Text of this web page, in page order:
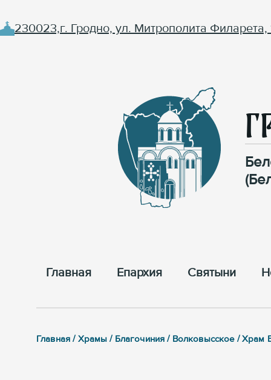
230023,г. Гродно, ул. Митрополита Филарета,
Главная Епархия Cвятыни
Главная / Храмы / Благочиния / Волковысское / Храм